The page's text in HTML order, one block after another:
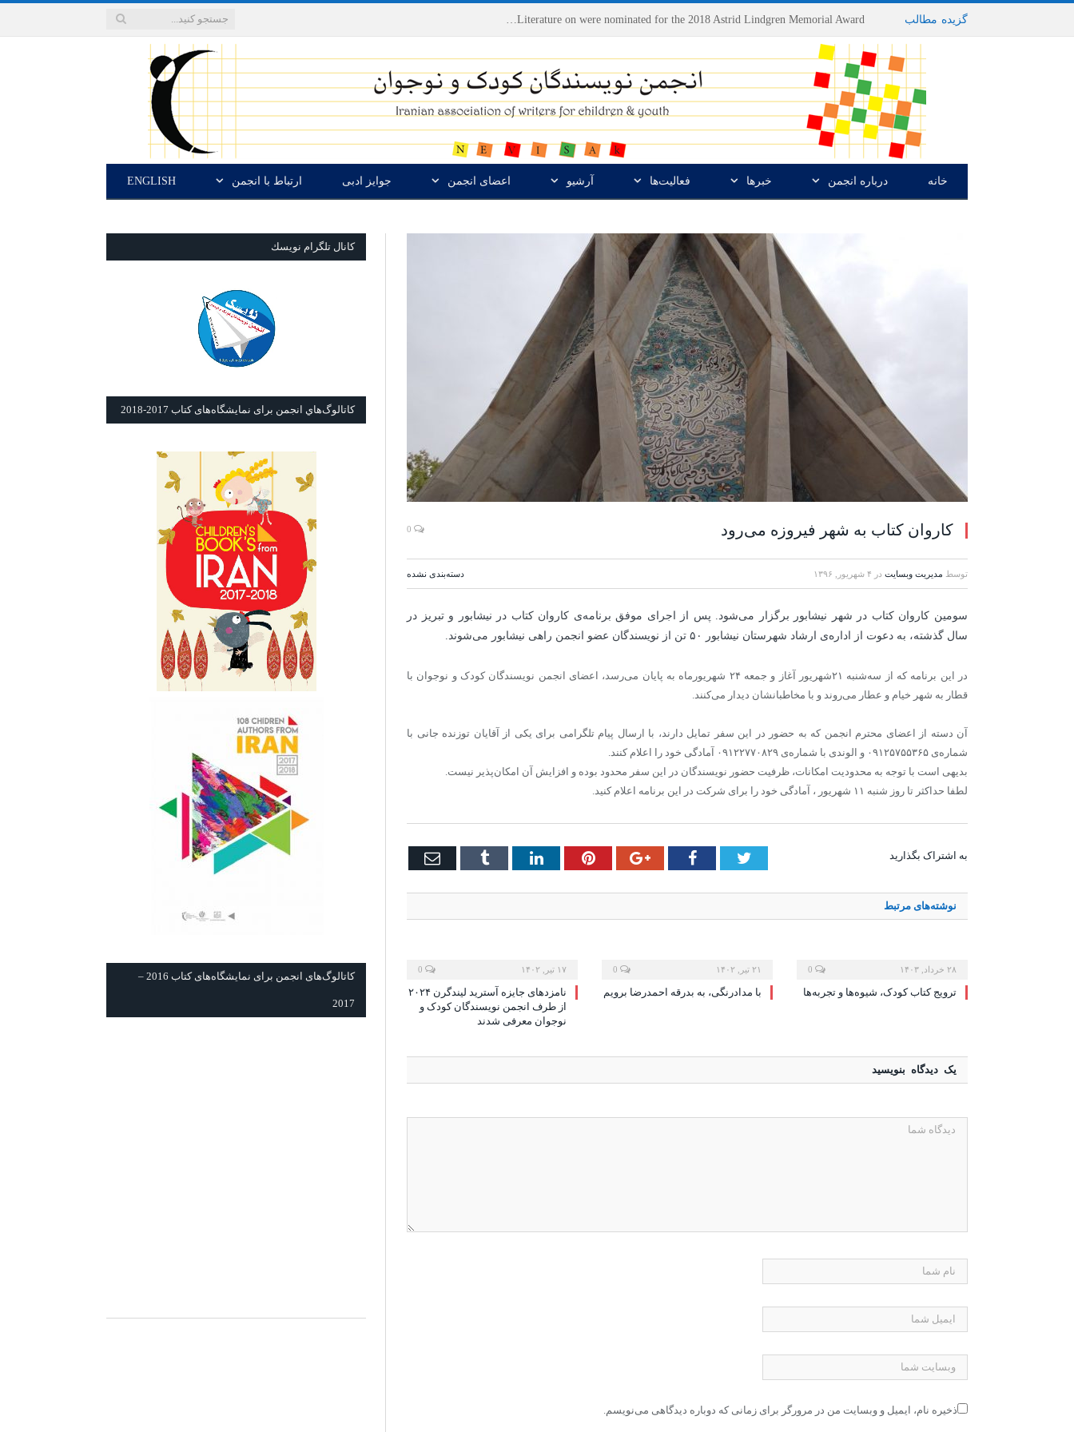
گزیده مطالب
خانه درباره انجمن خبرها فعالیت‌ها آرشیو اعضای انجمن جوایز ادبی ارتباط با انجمن ENGLISH
کاروان کتاب به شهر فیروزه می‌رود
توسط مدیریت وبسایت در ۴ شهریور, ۱۳۹۶ دسته‌بندی نشده
سومین کاروان کتاب در شهر نیشابور برگزار می‌شود. پس از اجرای موفق برنامه‌ی کاروان کتاب در نیشابور و تبریز در
سال گذشته، به دعوت از اداره‌ی ارشاد شهرستان نیشابور ۵۰ تن از نویسندگان عضو انجمن راهی نیشابور می‌شوند.
در این برنامه که از سه‌شنبه ۲۱شهریور آغاز و جمعه ۲۴ شهریورماه به پایان می‌رسد، اعضای انجمن نویسندگان کودک و نوجوان با
قطار به شهر خیام و عطار می‌روند و با مخاطبانشان دیدار می‌کنند.
آن دسته از اعضای محترم انجمن که به حضور در این سفر تمایل دارند، با ارسال پیام تلگرامی برای یکی از آقایان توزنده جانی با
شماره‌ی ۰۹۱۲۵۷۵۵۳۶۵ و الوندی با شماره‌ی ۰۹۱۲۲۷۷۰۸۲۹ آمادگی خود را اعلام کنند.
بدیهی‌ است با توجه به محدودیت امکانات، ظرفیت حضور نویسندگان در این سفر محدود بوده و افزایش آن امکان‌پذیر نیست.
لطفا حداکثر تا روز شنبه ۱۱ شهریور ، آمادگی خود را برای شرکت در این برنامه اعلام کنید.
به اشتراک بگذارید Twitter
Facebook
Google+
Pinterest
LinkedIn
Tumblr
Email
نوشته‌های مرتبط
۲۸ خرداد, ۱۴۰۳
ترویج کتاب کودک، شیوه‌ها و تجربه‌ها
۲۱ تیر, ۱۴۰۲
با مدادرنگی، به بدرقه احمدرضا برویم
۱۷ تیر, ۱۴۰۲
نامزدهای جایزه آسترید لیندگرن ۲۰۲۴
از طرف انجمن نویسندگان کودک و
نوجوان معرفی شدند
یک دیدگاه بنویسید
ذخیره نام، ایمیل و وبسایت من در مرورگر برای زمانی که دوباره دیدگاهی می‌نویسم.
كانال تلگرام نويسك
كاتالوگ‌هاي انجمن برای نمايشگاه‌های كتاب 2017-2018
كاتالوگ‌های انجمن برای نمايشگاه‌های كتاب 2016 –
2017